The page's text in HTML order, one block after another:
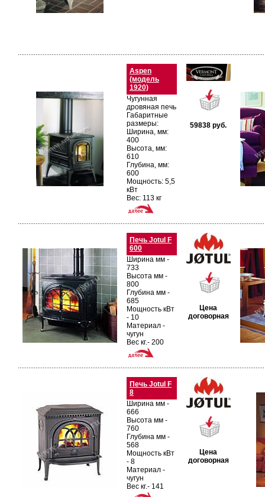
Aspen
(модель
1920)
Чугунная
дровяная печь
Габаритные
размеры:
Ширина, мм:
400
Высота, мм:
610
Глубина, мм:
600
Мощность: 5,5
кВт
Вес: 113 кг
59838 руб.
Печь Jotul F
600
Ширина мм -
733
Высота мм -
800
Глубина мм -
685
Мощность кВт
- 10
Материал -
чугун
Вес кг.- 200
Цена
договорная
Печь Jotul F
8
Ширина мм -
666
Высота мм -
760
Глубина мм -
568
Мощность кВт
- 8
Материал -
чугун
Вес кг.- 141
Цена
договорная